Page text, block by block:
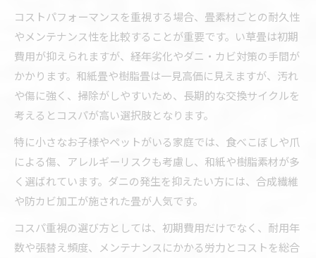
コストパフォーマンスを重視する場合、畳素材ごとの耐久性
やメンテナンス性を比較することが重要です。い草畳は初期
費用が抑えられますが、経年劣化やダニ・カビ対策の手間が
かかります。和紙畳や樹脂畳は一見高価に見えますが、汚れ
や傷に強く、掃除がしやすいため、長期的な交換サイクルを
考えるとコスパが高い選択肢となります。
特に小さなお子様やペットがいる家庭では、食べこぼしや爪
による傷、アレルギーリスクも考慮し、和紙や樹脂素材が多
く選ばれています。ダニの発生を抑えたい方には、合成繊維
や防カビ加工が施された畳が人気です。
コスパ重視の選び方としては、初期費用だけでなく、耐用年
数や張替え頻度、メンテナンスにかかる労力とコストを総合